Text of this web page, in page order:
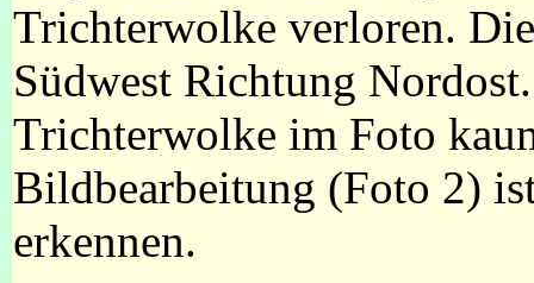
Trichterwolke verloren.
Südwest Richtung
Trichterwolke im Foto
Bildbearbeitung (Foto 2)
erkennen.